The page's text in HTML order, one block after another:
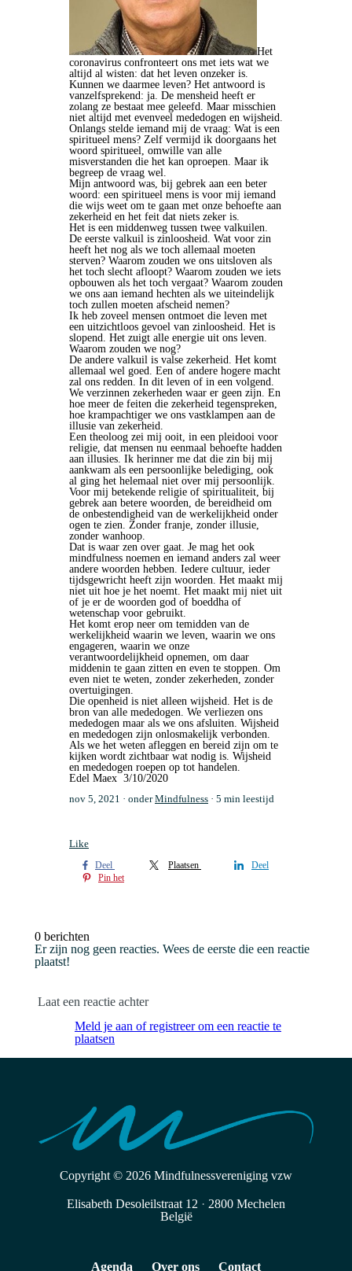
Het
coronavirus confronteert ons met iets wat we
altijd al wisten: dat het leven onzeker is.
Kunnen we daarmee leven? Het antwoord is
vanzelfsprekend: ja. De mensheid heeft er
zolang ze bestaat mee geleefd. Maar misschien
niet altijd met evenveel mededogen en wijsheid.
Onlangs stelde iemand mij de vraag: Wat is een
spiritueel mens? Zelf vermijd ik doorgaans het
woord spiritueel, omwille van alle
misverstanden die het kan oproepen. Maar ik
begreep de vraag wel.
Mijn antwoord was, bij gebrek aan een beter
woord: een spiritueel mens is voor mij iemand
die wijs weet om te gaan met onze behoefte aan
zekerheid en het feit dat niets zeker is.
Het is een middenweg tussen twee valkuilen.
De eerste valkuil is zinloosheid. Wat voor zin
heeft het nog als we toch allemaal moeten
sterven? Waarom zouden we ons uitsloven als
het toch slecht afloopt? Waarom zouden we iets
opbouwen als het toch vergaat? Waarom zouden
we ons aan iemand hechten als we uiteindelijk
toch zullen moeten afscheid nemen?
Ik heb zoveel mensen ontmoet die leven met
een uitzichtloos gevoel van zinloosheid. Het is
slopend. Het zuigt alle energie uit ons leven.
Waarom zouden we nog?
De andere valkuil is valse zekerheid. Het komt
allemaal wel goed. Een of andere hogere macht
zal ons redden. In dit leven of in een volgend.
We verzinnen zekerheden waar er geen zijn. En
hoe meer de feiten die zekerheid tegenspreken,
hoe krampachtiger we ons vastklampen aan de
illusie van zekerheid.
Een theoloog zei mij ooit, in een pleidooi voor
religie, dat mensen nu eenmaal behoefte hadden
aan illusies. Ik herinner me dat die zin bij mij
aankwam als een persoonlijke belediging, ook
al ging het helemaal niet over mij persoonlijk.
Voor mij betekende religie of spiritualiteit, bij
gebrek aan betere woorden, de bereidheid om
de onbestendigheid van de werkelijkheid onder
ogen te zien. Zonder franje, zonder illusie,
zonder wanhoop.
Dat is waar zen over gaat. Je mag het ook
mindfulness noemen en iemand anders zal weer
andere woorden hebben. Iedere cultuur, ieder
tijdsgewricht heeft zijn woorden. Het maakt mij
niet uit hoe je het noemt. Het maakt mij niet uit
of je er de woorden god of boeddha of
wetenschap voor gebruikt.
Het komt erop neer om temidden van de
werkelijkheid waarin we leven, waarin we ons
engageren, waarin we onze
verantwoordelijkheid opnemen, om daar
middenin te gaan zitten en even te stoppen. Om
even niet te weten, zonder zekerheden, zonder
overtuigingen.
Die openheid is niet alleen wijsheid. Het is de
bron van alle mededogen. We verliezen ons
mededogen maar als we ons afsluiten. Wijsheid
en mededogen zijn onlosmakelijk verbonden.
Als we het weten afleggen en bereid zijn om te
kijken wordt zichtbaar wat nodig is. Wijsheid
en mededogen roepen op tot handelen.
Edel Maex 3/10/2020
nov 5, 2021
onderMindfulness 5 min leestijd
Like
Deel Plaatsen
Deel
Pin het
0 berichten
Er zijn nog geen reacties. Wees de eerste die een reactie
plaatst!
Laat een reactie achter
Meld je aan of registreer om een ​​reactie te
plaatsen
Copyright © 2026 Mindfulnessvereniging vzw
Elisabeth Desoleilstraat 12 · 2800 Mechelen
België
Agenda Over ons Contact